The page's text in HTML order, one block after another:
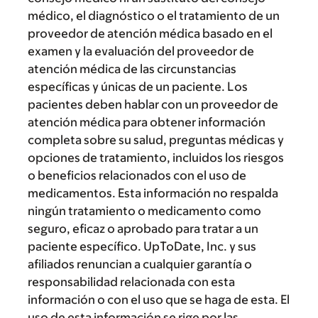
médico, el diagnóstico o el tratamiento de un
proveedor de atención médica basado en el
examen y la evaluación del proveedor de
atención médica de las circunstancias
específicas y únicas de un paciente. Los
pacientes deben hablar con un proveedor de
atención médica para obtener información
completa sobre su salud, preguntas médicas y
opciones de tratamiento, incluidos los riesgos
o beneficios relacionados con el uso de
medicamentos. Esta información no respalda
ningún tratamiento o medicamento como
seguro, eficaz o aprobado para tratar a un
paciente específico. UpToDate, Inc. y sus
afiliados renuncian a cualquier garantía o
responsabilidad relacionada con esta
información o con el uso que se haga de esta. El